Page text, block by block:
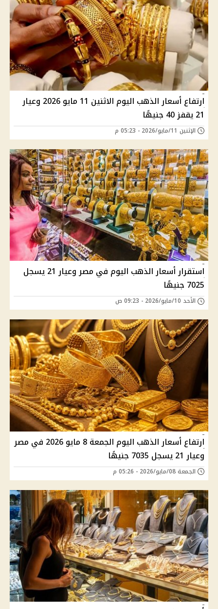
ارتفاع أسعار الذهب اليوم الاثنين 11 مايو 2026 وعيار
21 يقفز 40 جنيهًا
الإثنين 11/مايو/2026 - 05:23 م
استقرار أسعار الذهب اليوم في مصر وعيار 21 يسجل
7025 جنيهًا
الأحد 10/مايو/2026 - 09:23 ص
ارتفاع أسعار الذهب اليوم الجمعة 8 مايو 2026 في مصر
وعيار 21 يسجل 7035 جنيهًا
الجمعة 08/مايو/2026 - 05:26 م